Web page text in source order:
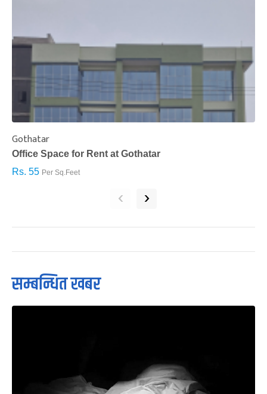
Gothatar
Office Space for Rent at Gothatar
Rs. 55 Per Sq.Feet
‹ ›
सम्बन्धित खबर